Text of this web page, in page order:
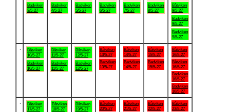
Badviken
3/5-27
Badviken
4/5-27
Badviken
5/5-27
Badviken
6/5-27
Badviken
7/5-27
Badviken
8/5-27
Båtviken
9/5-27
Badviken
9/5-27
Badviken
9/5-27
Båtviken
10/5-27
Badviken
10/5-27
Båtviken
11/5-27
Badviken
11/5-27
Båtviken
12/5-27
Badviken
12/5-27
Båtviken
13/5-27
Badviken
13/5-27
Båtviken
14/5-27
Badviken
14/5-27
Båtviken
15/5-27
Badviken
15/5-27
Båtviken
16/5-27
Båtviken
16/5-27
Badviken
16/5-27
Badviken
16/5-27
Båtviken
17/5-27
Båtviken
18/5-27
Båtviken
19/5-27
Båtviken
20/5-27
Båtviken
21/5-27
Båtviken
22/5-27
Båtviken
23/5-27